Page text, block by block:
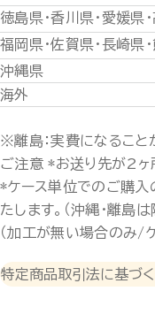
徳島県・香川県・愛媛県
福岡県・佐賀県・長崎県
沖縄県
海外
※離島：実費になること
ご注意 *お送り先が2ヶ
*ケース単位でのご購入
たします。（沖縄・離島
（加工が無い場合のみ/
特定商品取引法に基づ